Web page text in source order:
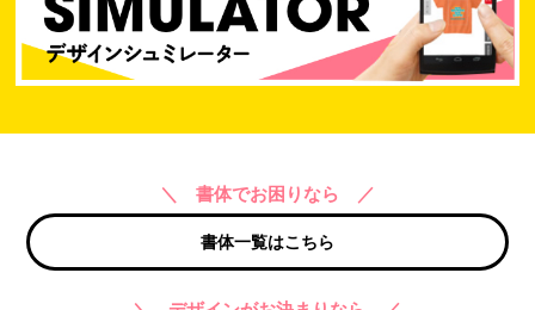
＼ 書体でお困りなら ／
書体一覧はこちら